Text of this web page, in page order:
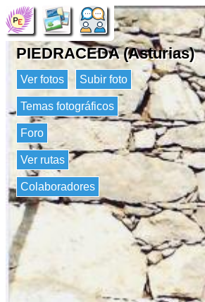
PIEDRACEDA (Asturias)
Ver fotos Subir foto
Temas fotográficos
Foro
Ver rutas
Colaboradores